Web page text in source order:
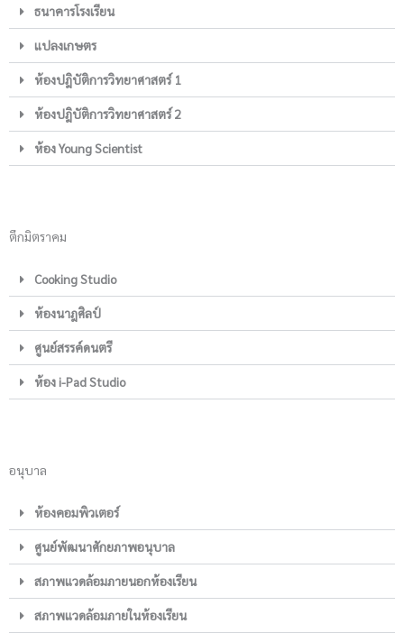
ธนาคารโรงเรียน
แปลงเกษตร
ห้องปฎิบัติการวิทยาศาสตร์ 1
ห้องปฎิบัติการวิทยาศาสตร์ 2
ห้อง Young Scientist
ตึกมิตราคม
Cooking Studio
ห้องนาฎศิลป์
ศูนย์สรรค์ดนตรี
ห้อง i-Pad Studio
อนุบาล
ห้องคอมพิวเตอร์
ศูนย์พัฒนาศักยภาพอนุบาล
สภาพแวดล้อมภายนอกห้องเรียน
สภาพแวดล้อมภายในห้องเรียน